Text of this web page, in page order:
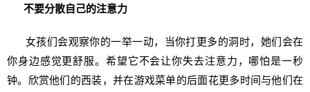
不要分散自己的注意力
女孩们会观察你的一举一动，当你打更多的洞时，她们会在
你身边感觉更舒服。希望它不会让你失去注意力，哪怕是一秒
钟。欣赏他们的西装，并在游戏菜单的后面花更多时间与他们在